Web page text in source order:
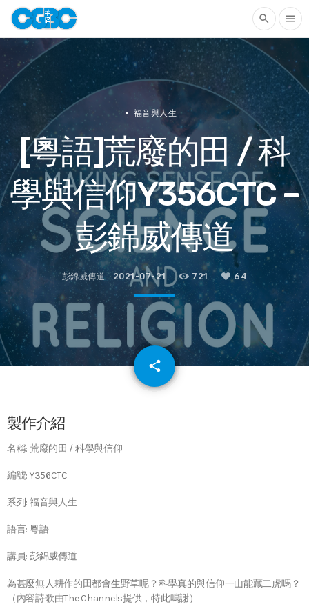
search menu
福音與人生
[粵語]荒廢的田 / 科
學與信仰Y356CTC –
彭錦威傳道
彭錦威傳道 2021-07-21 721 64
share
email
製作介紹
名稱: 荒廢的田 / 科學與信仰
編號: Y356CTC
系列: 福音與人生
語言: 粵語
講員: 彭錦威傳道
為甚麼無人耕作的田都會生野草呢？科學真的與信仰一山能藏二虎嗎？
（內容詩歌由The Channels提供，特此鳴謝）